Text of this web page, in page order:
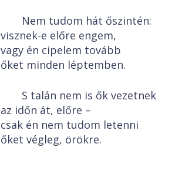
Nem tudom hát őszintén:
visznek-e előre engem,
vagy én cipelem tovább
őket minden léptemben.
S talán nem is ők vezetnek
az időn át, előre –
csak én nem tudom letenni
őket végleg, örökre.